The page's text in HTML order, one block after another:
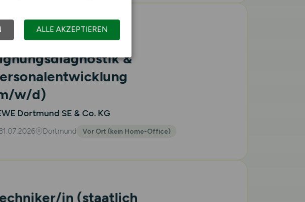
&
w/d)
Dortmund SE & Co. KG
31.07.2026 Dortmund Vor Ort (kein Home-Office)
in (staatlich
ALLE AKZEPTIEREN